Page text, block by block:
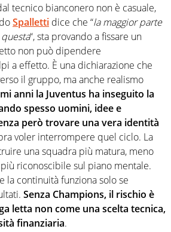
tecnico bianconero non è casuale,
Spalletti dice che “la maggior parte
“, sta provando a fissare un
non può dipendere
a effetto. È una dichiarazione che
il gruppo, ma anche realismo
anni la Juventus ha inseguito la
spesso uomini, idee e
però trovare una vera identità
voler interrompere quel ciclo. La
una squadra più matura, meno
riconoscibile sul piano mentale.
la continuità funziona solo se
Senza Champions, il rischio è
letta non come una scelta tecnica,
finanziaria.